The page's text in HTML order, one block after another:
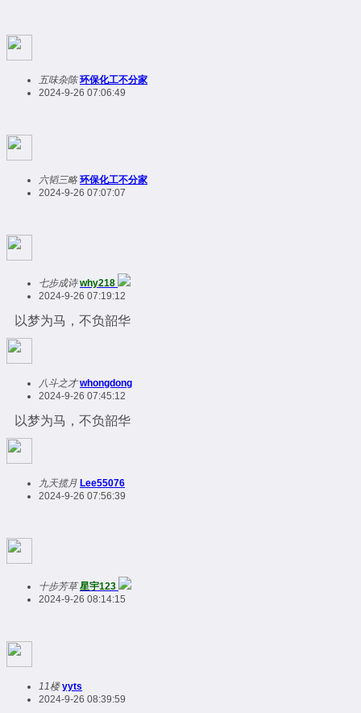
五味杂陈 环保化工不分家
2024-9-26 07:06:49
六韬三略 环保化工不分家
2024-9-26 07:07:07
七步成诗 why218
2024-9-26 07:19:12
以梦为马，不负韶华
八斗之才 whongdong
2024-9-26 07:45:12
以梦为马，不负韶华
九天揽月 Lee55076
2024-9-26 07:56:39
十步芳草 星宇123
2024-9-26 08:14:15
11楼 yyts
2024-9-26 08:39:59